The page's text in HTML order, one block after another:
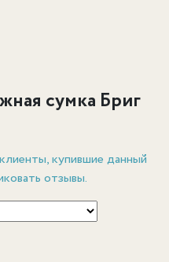
сумка Бриг
купившие данный
отзывы.